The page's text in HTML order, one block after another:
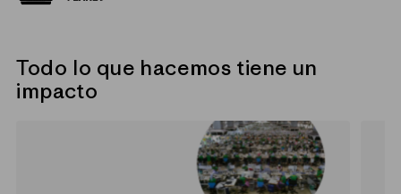
Todo lo que hacemos tiene un
impacto